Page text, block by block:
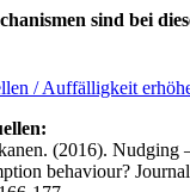
sind bei
/ Auffälligkeit
(2016). Nudging
behaviour?